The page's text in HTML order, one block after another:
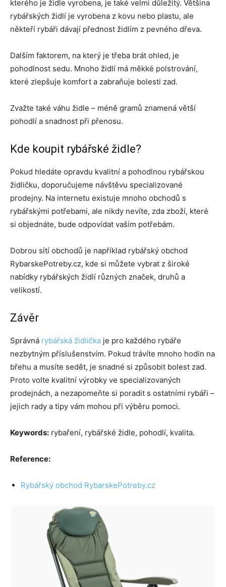
kterého je židle vyrobena, je také velmi důležitý. Většina
rybářských židlí je vyrobena z kovu nebo plastu, ale
někteří rybáři dávají přednost židlím z pevného dřeva.
Dalším faktorem, na který je třeba brát ohled, je
pohodlnost sedu. Mnoho židlí má měkké polstrování,
které zlepšuje komfort a zabraňuje bolesti zad.
Zvažte také váhu židle – méně gramů znamená větší
pohodlí a snadnost při přenosu.
Kde koupit rybářské židle?
Pokud hledáte opravdu kvalitní a pohodlnou rybářskou
židličku, doporučujeme návštěvu specializované
prodejny. Na internetu existuje mnoho obchodů s
rybářskými potřebami, ale nikdy nevíte, zda zboží, které
si objednáte, bude odpovídat vaším potřebám.
Dobrou sítí obchodů je například rybářský obchod
RybarskePotreby.cz, kde si můžete vybrat z široké
nabídky rybářských židlí různých značek, druhů a
velikostí.
Závěr
Správná rybářská židlička je pro každého rybáře
nezbytným příslušenstvím. Pokud trávíte mnoho hodin na
břehu a musíte sedět, je snadné si způsobit bolest zad.
Proto volte kvalitní výrobky ve specializovaných
prodejnách, a nezapomeňte si poradit s ostatními rybáři –
jejich rady a tipy vám mohou při výběru pomoci.
Keywords: rybaření, rybářské židle, pohodlí, kvalita.
Reference:
Rybářský obchod RybarskePotreby.cz